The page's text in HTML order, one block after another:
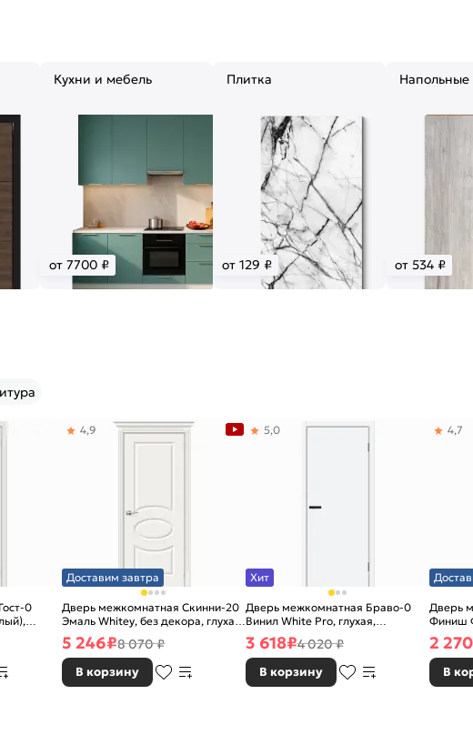
Кухни и мебель
от 7700 ₽
Плитка
от 129 ₽
Напольные
от 534 ₽
0
Доставим завтра
Дверь межкомнатная Скинни-20
Эмаль Whitey, без декора, глухая,
без стекла, без кромки, скиновая
4,9
5 246₽8 070 ₽
В корзину
Хит
Дверь межкомнатная Браво-0
Винил White Pro, глухая,
каркасно-щитовая
5,0
3 618₽4 020 ₽
В корзину
Дверь
Финиш
Л-11
4,7
2 270
В